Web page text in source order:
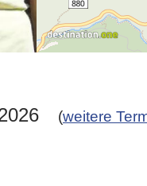
(weitere